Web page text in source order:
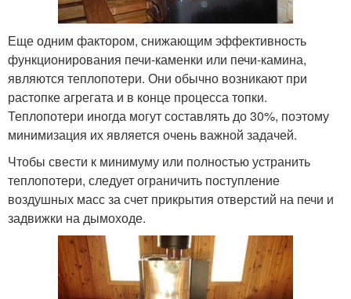
Еще одним фактором, снижающим эффективность
функционирования печи-каменки или печи-камина,
являются теплопотери. Они обычно возникают при
растопке агрегата и в конце процесса топки.
Теплопотери иногда могут составлять до 30%, поэтому
минимизация их является очень важной задачей.
Чтобы свести к минимуму или полностью устранить
теплопотери, следует ограничить поступление
воздушных масс за счет прикрытия отверстий на печи и
задвижки на дымоходе.